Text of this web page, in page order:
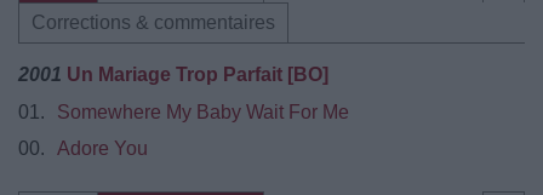
Corrections & commentaires
2001 Un Mariage Trop Parfait [BO]
01.
Somewhere My Baby Wait For Me
00.
Adore You